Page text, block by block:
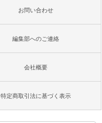
お問い合わせ
編集部へのご連絡
会社概要
特定商取引法に基づく表示